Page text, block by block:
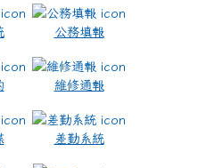
公務填報
維修通報
差勤系統